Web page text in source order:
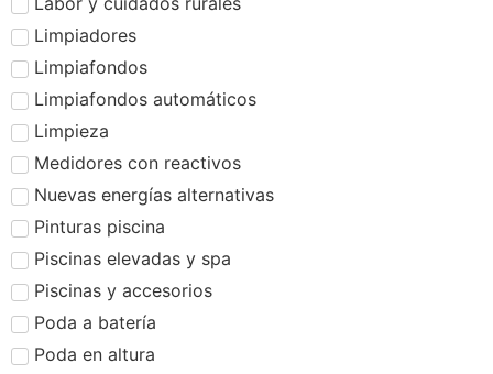
Limpiadores
Limpiafondos
Limpiafondos automáticos
Limpieza
Medidores con reactivos
Nuevas energías alternativas
Pinturas piscina
Piscinas elevadas y spa
Piscinas y accesorios
Poda a batería
Poda en altura